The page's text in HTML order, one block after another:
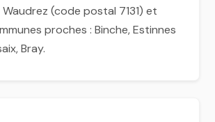
(code postal 7131) et
proches : Binche, Estinnes
Bray.